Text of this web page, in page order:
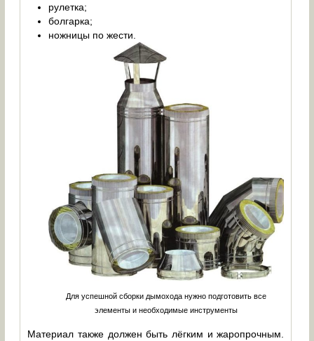
рулетка;
болгарка;
ножницы по жести.
Для успешной сборки дымохода нужно подготовить все
элементы и необходимые инструменты
Материал также должен быть лёгким и жаропрочным.